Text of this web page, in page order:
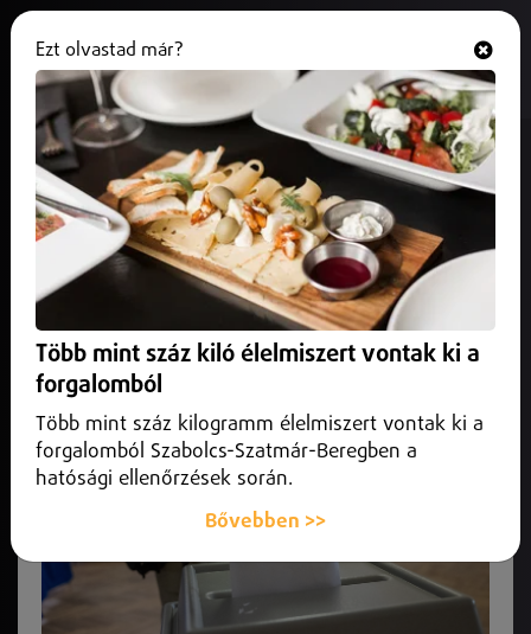
Már az első napont több pártot is
nyilvántartásba vettek az áprilisi
választásokra
2026. február 04.
A Fidesz, a KDNP, a DK, a Mi Hazánk, a Jobbik és a Tisza Párt
nyilvántartásba vett pártok között....
Ezt olvastad már?
Több mint száz kiló élelmiszert vontak ki a
forgalomból
Több mint száz kilogramm élelmiszert vontak ki a
forgalomból Szabolcs-Szatmár-Beregben a
hatósági ellenőrzések során.
Bővebben >>